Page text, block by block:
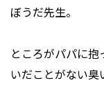
ぼうだ先生。
ところがパパに
いだことがない